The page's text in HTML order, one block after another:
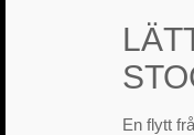
En flytt